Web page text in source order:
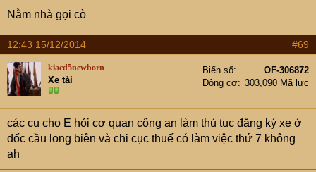
Nằm nhà gọi cò
12:43 15/12/2014 #69
kiacd5newborn
Xe tải
Biển số
OF-306872
Động cơ
303,090 Mã lực
các cụ cho E hỏi cơ quan công an làm thủ tục đăng ký xe ở
dốc cầu long biên và chi cục thuế có làm việc thứ 7 không
ah